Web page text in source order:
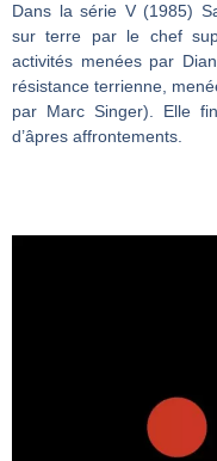
Dans la série V (1985)
sur terre par le chef
activités menées par
résistance terrienne,
par Marc Singer). Elle
d’âpres affrontements.